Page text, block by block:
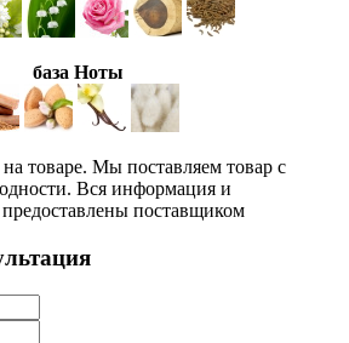
база Ноты
товаре. Мы поставляем товар с
Вся информация и
поставщиком